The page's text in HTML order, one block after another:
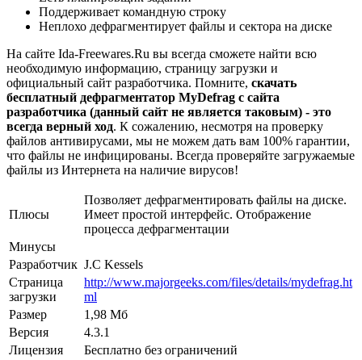
Поддерживает командную строку
Неплохо дефрагментирует файлы и сектора на диске
На сайте Ida-Freewares.Ru вы всегда сможете найти всю
необходимую информацию, страницу загрузки и
официальный сайт разработчика. Помните, скачать
бесплатный дефрагментатор MyDefrag с сайта
разработчика (данный сайт не является таковым) - это
всегда верный ход. К сожалению, несмотря на проверку
файлов антивирусами, мы не можем дать вам 100% гарантии,
что файлы не инфицированы. Всегда проверяйте загружаемые
файлы из Интернета на наличие вирусов!
Плюсы
Позволяет дефрагментировать файлы на диске.
Имеет простой интерфейс. Отображение
процесса дефрагментации
Минусы
Разработчик J.C Kessels
Страница
загрузки
http://www.majorgeeks.com/files/details/mydefrag.ht
ml
Размер
1,98 Мб
Версия
4.3.1
Лицензия
Бесплатно без ограничений